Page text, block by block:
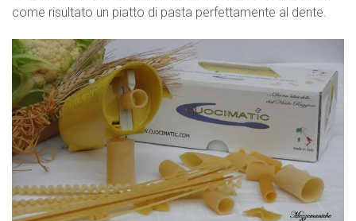
come risultato un piatto di pasta perfettamente al dente.